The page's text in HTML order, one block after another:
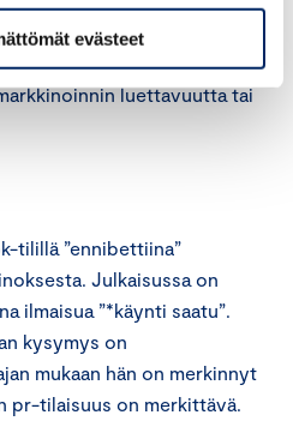
evästeet
äänen tai tekstin käyttöä,
ominaisuutensa vuoksi
luettavuutta tai
tilillä ”ennibettiina”
Julkaisussa on
ilmaisua ”*käynti saatu”.
kysymys on
mukaan hän on merkinnyt
pr-tilaisuus on merkittävä.